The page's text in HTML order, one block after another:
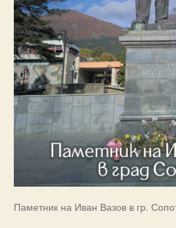
Паметник на Иван Вазов в гр.